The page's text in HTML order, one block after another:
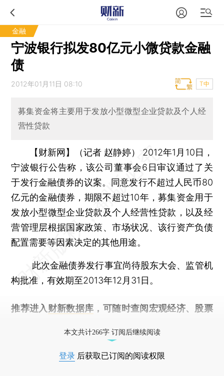
金融
宁波银行拟发80亿元小微贷款金融
债
2012年01月11日 08:10 T中
募集资金将主要用于发放小型微型企业贷款及个人经
营性贷款
【财新网】（记者 赵静婷）
2012年1月10日，
宁波银行公告称，该公司董事会6日审议通过了关
于发行金融债券的议案。同意发行不超过人民币80
亿元的金融债券，期限不超过10年，募集资金用于
发放小型微型企业贷款及个人经营性贷款，以及经
营管理层根据国家政策、市场状况、该行资产负债
配置需要等因素决定的其他用途。
此次金融债券发行事宜尚待股东大会、监管机
构批准，有效期至2013年12月31日。
推荐进入 财新数据库 ，可随时查阅宏观经济、股票
本文共计266字 订阅后继续阅读
登录 后获取已订阅的阅读权限